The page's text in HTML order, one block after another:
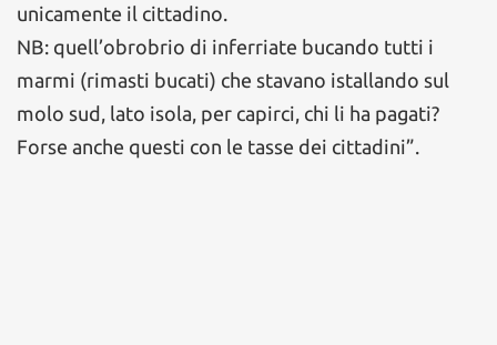
unicamente il cittadino.
NB: quell’obrobrio di inferriate bucando tutti i
marmi (rimasti bucati) che stavano istallando sul
molo sud, lato isola, per capirci, chi li ha pagati?
Forse anche questi con le tasse dei cittadini”.